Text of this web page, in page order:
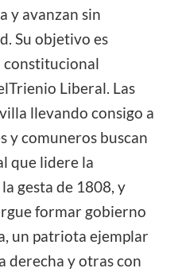
y avanzan sin
Su objetivo es
constitucional
Liberal. Las
llevando consigo a
y comuneros buscan
que lidere la
gesta de 1808, y
formar gobierno
un patriota ejemplar
derecha y otras con